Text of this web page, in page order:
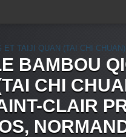
BAMBOU
CHI
CLAIR